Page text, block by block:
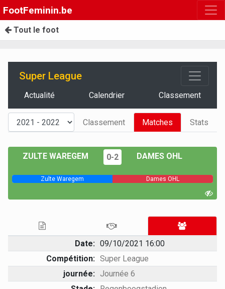
FootFeminin.be
Tout le foot
Super League
Actualité Calendrier Classement
Classement Matches Stats
ZULTE WAREGEM 0-2 DAMES OHL
Zulte Waregem Dames OHL
Date: 09/10/2021 16:00
Compétition: Super League
journée: Journée 6